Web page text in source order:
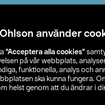
använder
”Acceptera alla cookies”
på vår webbplats,
funktionella, analys och
ska kunna fungera.
helst genom att du ändrar i